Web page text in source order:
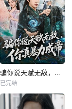
骗你说天赋无敌，你真暴力成帝
已完结